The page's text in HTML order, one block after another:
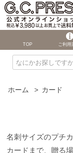
ホーム > カード
名刺サイズのプチ
カードまで、贈る
TOP ご利用